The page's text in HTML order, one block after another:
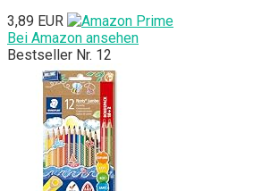
3,89 EUR
Bei Amazon ansehen
Bestseller Nr. 12